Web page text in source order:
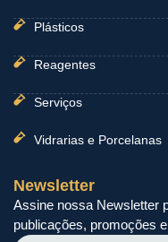
Plásticos
Reagentes
Serviços
Vidrarias e Porcelanas
Newsletter
Assine nossa Newsletter
publicações, promoções